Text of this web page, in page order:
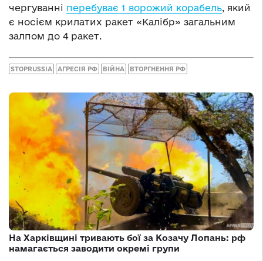
чергуванні перебуває 1 ворожий корабель, який
є носієм крилатих ракет «Калібр» загальним
залпом до 4 ракет.
STOPRUSSIA АГРЕСІЯ РФ ВІЙНА ВТОРГНЕННЯ РФ
На Харківщині тривають бої за Козачу Лопань: рф
намагається заводити окремі групи